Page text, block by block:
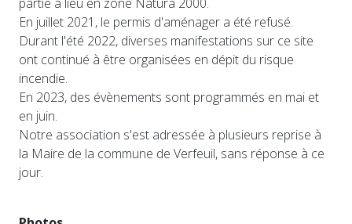
En juillet 2021, le permis d'aménager a été refusé.
Durant l'été 2022, diverses manifestations sur ce site
ont continué à être organisées en dépit du risque
incendie.
En 2023, des évènements sont programmés en mai et
en juin.
Notre association s'est adressée à plusieurs reprise à
la Maire de la commune de Verfeuil, sans réponse à ce
jour.